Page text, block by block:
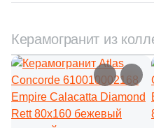
Керамогранит из